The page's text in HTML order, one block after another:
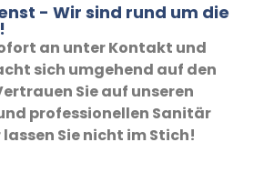
- Wir sind rund um die
an unter Kontakt und
sich umgehend auf den
Sie auf unseren
professionellen Sanitär
Sie nicht im Stich!